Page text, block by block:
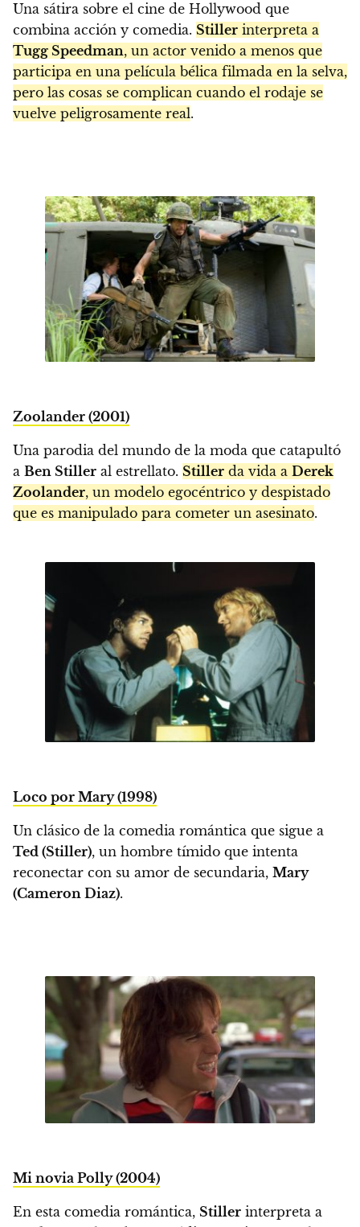
Una sátira sobre el cine de Hollywood que
combina acción y comedia. Stiller interpreta a
Tugg Speedman, un actor venido a menos que
participa en una película bélica filmada en la selva,
pero las cosas se complican cuando el rodaje se
vuelve peligrosamente real.
Zoolander (2001)
Una parodia del mundo de la moda que catapultó
a Ben Stiller al estrellato. Stiller da vida a Derek
Zoolander, un modelo egocéntrico y despistado
que es manipulado para cometer un asesinato.
Loco por Mary (1998)
Un clásico de la comedia romántica que sigue a
Ted (Stiller), un hombre tímido que intenta
reconectar con su amor de secundaria, Mary
(Cameron Diaz).
Mi novia Polly (2004)
En esta comedia romántica, Stiller interpreta a